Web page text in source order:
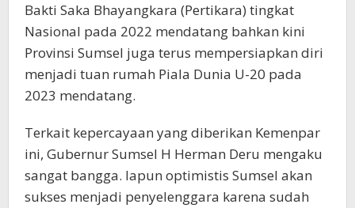
Bakti Saka Bhayangkara (Pertikara) tingkat
Nasional pada 2022 mendatang bahkan kini
Provinsi Sumsel juga terus mempersiapkan diri
menjadi tuan rumah Piala Dunia U-20 pada
2023 mendatang.
Terkait kepercayaan yang diberikan Kemenpar
ini, Gubernur Sumsel H Herman Deru mengaku
sangat bangga. Iapun optimistis Sumsel akan
sukses menjadi penyelenggara karena sudah